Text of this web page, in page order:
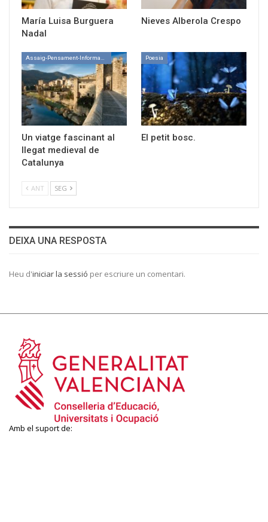
María Luisa Burguera
Nadal
Nieves Alberola Crespo
Un viatge fascinant al
llegat medieval de
Catalunya
Poesia
El petit bosc.
ANT SEG
DEIXA UNA RESPOSTA
Heu d'iniciar la sessió per escriure un comentari.
Amb el suport de: